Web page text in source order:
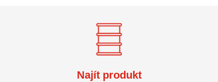
Najít produkt